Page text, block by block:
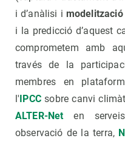
i d’anàlisi i modelització
i la predicció d’aquest
comprometem amb
través de la
membres en
l' IPCCsobre canvi
ALTER-Net
en
observació de la terra,